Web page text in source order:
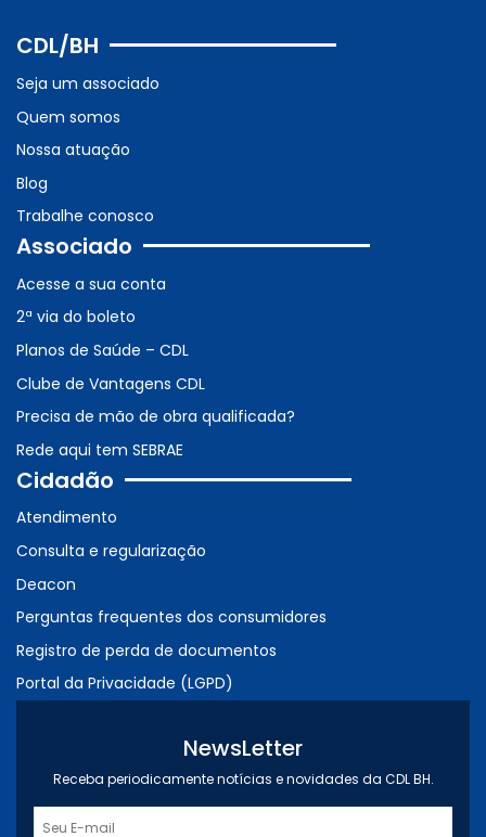
CDL/BH
Seja um associado
Quem somos
Nossa atuação
Blog
Trabalhe conosco
Associado
Acesse a sua conta
2ª via do boleto
Planos de Saúde – CDL
Clube de Vantagens CDL
Precisa de mão de obra qualificada?
Rede aqui tem SEBRAE
Cidadão
Atendimento
Consulta e regularização
Deacon
Perguntas frequentes dos consumidores
Registro de perda de documentos
Portal da Privacidade (LGPD)
NewsLetter
Receba periodicamente notícias e novidades da CDL BH.